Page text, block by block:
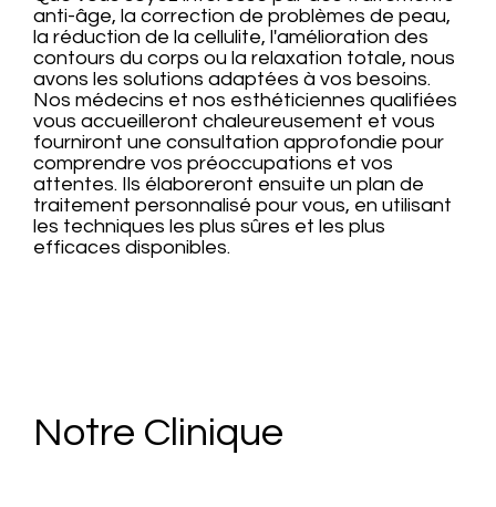
anti-âge, la correction de problèmes de peau,
la réduction de la cellulite, l'amélioration des
contours du corps ou la relaxation totale, nous
avons les solutions adaptées à vos besoins.
Nos médecins et nos esthéticiennes qualifiées
vous accueilleront chaleureusement et vous
fourniront une consultation approfondie pour
comprendre vos préoccupations et vos
attentes. Ils élaboreront ensuite un plan de
traitement personnalisé pour vous, en utilisant
les techniques les plus sûres et les plus
efficaces disponibles.
Notre Clinique